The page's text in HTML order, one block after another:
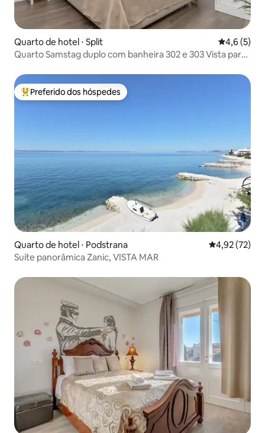
Quarto de hotel ⋅ Split 4,6 de
4,6 (5)
Quarto Samstag duplo com banheira 302 e 303 Vista para
Entre os melhores preferidos dos hóspedes
Preferido dos hóspedes
Quarto de hotel ⋅ Podstrana 4,92 de uma
4,92 (72)
Suíte panorâmica Zanic, VISTA MAR